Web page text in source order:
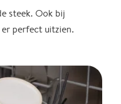
steek. Ook bij
perfect uitzien.